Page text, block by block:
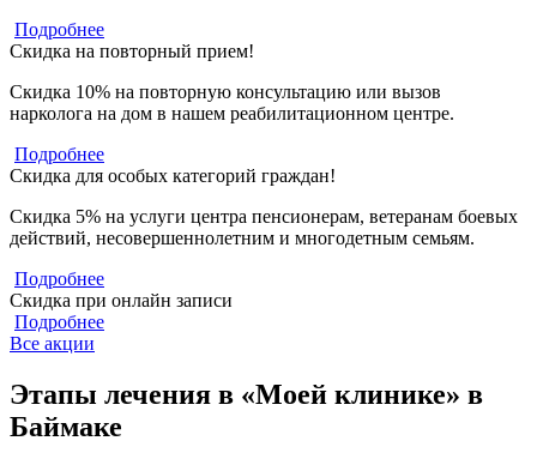
Подробнее
Скидка на повторный прием!
Скидка 10% на повторную консультацию или вызов
нарколога на дом в нашем реабилитационном центре.
Подробнее
Скидка для особых категорий граждан!
Скидка 5% на услуги центра пенсионерам, ветеранам боевых
действий, несовершеннолетним и многодетным семьям.
Подробнее
Скидка при онлайн записи
Подробнее
Все акции
Этапы лечения в «Моей клинике» в
Баймаке